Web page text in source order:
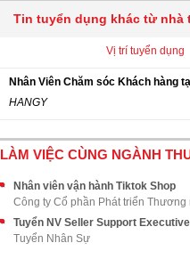
Tin tuyển dụng khác từ nhà
Vị trí tuyển dụng
Nhân Viên Chăm sóc Khách hàng
HANGY
LÀM VIỆC CÙNG NGÀNH
Nhân viên vận hành Tiktok Shop
Công ty Cổ phần Phát triển Thương
Tuyển Nhân Sự